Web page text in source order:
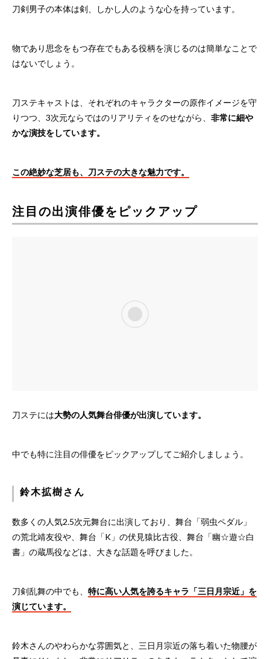
刀剣男子の本体は剣、しかし人のような心を持っています。
物であり思念をもつ存在でもある役柄を演じるのは簡単なことで
はないでしょう。
刀ステキャストは、それぞれのキャラクターの原作イメージを守
りつつ、3次元ならではのリアリティをのせながら、 非常に細や
かな演技をしています。
この絶妙な芝居も、刀ステの大きな魅力です。
注目の出演俳優をピックアップ
刀ステには大勢の人気舞台俳優が出演しています。
中でも特に注目の俳優をピックアップしてご紹介しましょう。
鈴木拡樹さん
数多くの人気2.5次元舞台に出演しており、舞台「弱虫ペダル」
の荒北靖友役や、舞台「K」の伏見猿比古役、舞台「幽☆遊☆白
書」の蔵馬役などは、大きな話題を呼びました。
刀剣乱舞の中でも、 特に高い人気を誇るキャラ「三日月宗近」を
演じています。
鈴木さんのやわらかな雰囲気と、三日月宗近の落ち着いた物腰が